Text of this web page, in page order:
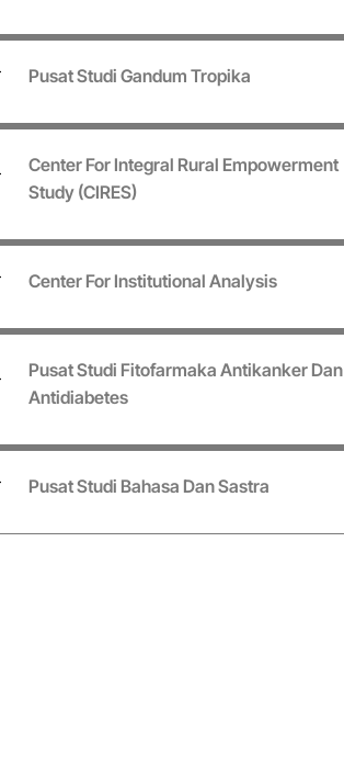
Pusat Studi Gandum Tropika
Center For Integral Rural Empowerment
Study (CIRES)
Center For Institutional Analysis
Pusat Studi Fitofarmaka Antikanker Dan
Antidiabetes
Pusat Studi Bahasa Dan Sastra